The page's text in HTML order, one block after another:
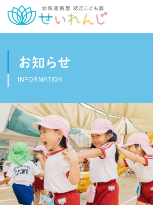
お知らせ
INFORMATION